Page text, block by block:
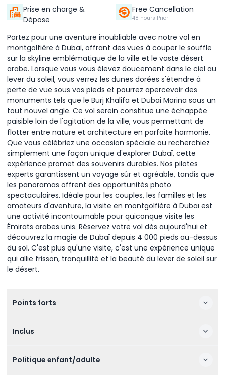
Prise en charge &
Dépose
Free Cancellation
48 hours Prior
Partez pour une aventure inoubliable avec notre vol en
montgolfière à Dubaï, offrant des vues à couper le souffle
sur la skyline emblématique de la ville et le vaste désert
arabe. Lorsque vous vous élevez doucement dans le ciel au
lever du soleil, vous verrez les dunes dorées s'étendre à
perte de vue sous vos pieds et pourrez apercevoir des
monuments tels que le Burj Khalifa et Dubai Marina sous un
tout nouvel angle. Ce vol serein constitue une échappée
paisible loin de l'agitation de la ville, vous permettant de
flotter entre nature et architecture en parfaite harmonie.
Que vous célébriez une occasion spéciale ou recherchiez
simplement une façon unique d'explorer Dubaï, cette
expérience promet des souvenirs durables. Nos pilotes
experts garantissent un voyage sûr et agréable, tandis que
les panoramas offrent des opportunités photo
spectaculaires. Idéale pour les couples, les familles et les
amateurs d'aventure, la visite en montgolfière à Dubaï est
une activité incontournable pour quiconque visite les
Émirats arabes unis. Réservez votre vol dès aujourd'hui et
découvrez la magie de Dubaï depuis 4 000 pieds au-dessus
du sol. C'est plus qu'une visite, c'est une expérience unique
qui allie frisson, tranquillité et la beauté du lever de soleil sur
le désert.
Points forts
Inclus
Politique enfant/adulte